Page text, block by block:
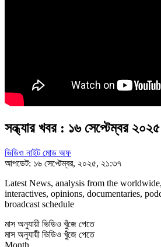
সন্ধ্যার খবর : ১৬ সেপ্টেম্বর ২০২৫
ভিডিও নাইট মোড অফ
আপডেট: ১৬ সেপ্টেম্বর, ২০২৫, ২১:৩৭
Latest News, analysis from the
interactives, opinions, documentaries,
broadcast schedule
মাস অনুযায়ী ভিডিও খুঁজে পেতে
মাস অনুযায়ী ভিডিও খুঁজে পেতে
Month